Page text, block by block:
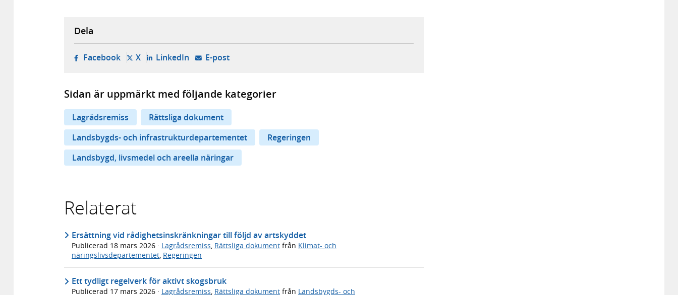
Dela
Facebook- öppnas i ny flik, extern webbplats,
X- öppnas i ny flik, extern webbplats,
LinkedIn- öppnas i ny flik, extern webbplats,
E-post- öppnar din e-postklient,
Sidan är uppmärkt med följande kategorier
Lagrådsremiss
Rättsliga dokument
Landsbygds- och infrastrukturdepartementet
Regeringen
Landsbygd, livsmedel och areella näringar
Relaterat
Ersättning vid rådighetsinskränkningar till följd av artskyddet
Publicerad 18 mars 2026 · Lagrådsremiss Rättsliga dokument från Klimat- och
näringslivsdepartementet Regeringen
Ett tydligt regelverk för aktivt skogsbruk
Publicerad 17 mars 2026 · Lagrådsremiss, Rättsliga dokument från Landsbygds- och